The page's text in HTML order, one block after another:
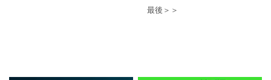
最後＞＞